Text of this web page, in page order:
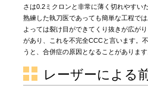
さは0.2ミクロンと非常に薄く切れやすい
熟練した執刀医であっても簡単な工程で
よっては裂け目ができてくり抜きが広が
があり、これを不完全CCCと言います。
うと、合併症の原因となることがあります
レーザーによる